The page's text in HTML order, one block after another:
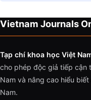
Vietnam Journals
Tạp chí khoa học Việt
cho phép độc giả tiếp cận
Nam và nâng cao hiểu
Nam.